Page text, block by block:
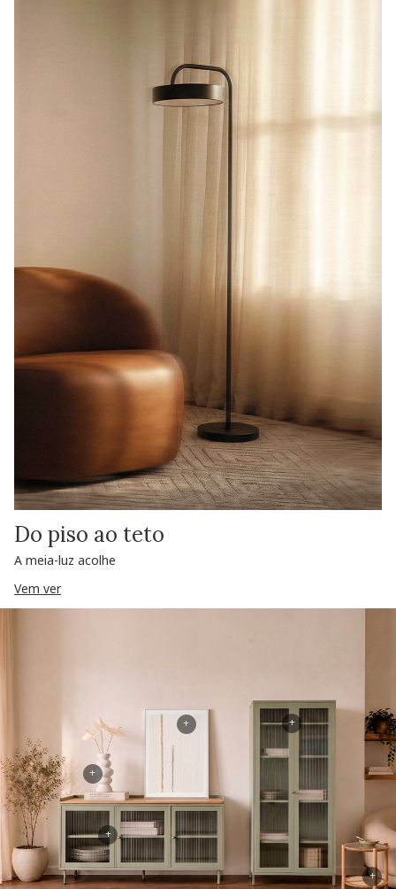
Do piso ao teto
A meia-luz acolhe
Vem ver
+
+
+
+
+